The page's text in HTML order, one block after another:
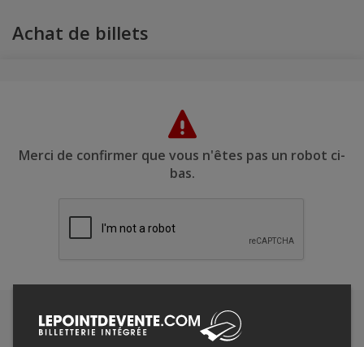
Achat de billets
Merci de confirmer que vous n'êtes pas un robot ci-
bas.